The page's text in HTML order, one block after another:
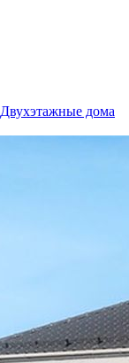
Двухэтажные дома